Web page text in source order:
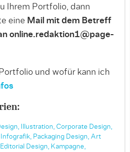
Ihrem Portfolio, dann
eine Mail mit dem Betreff
online.redaktion1@page-
und wofür kann ich
Illustration, Corporate Design,
Infografik, Packaging Design, Art
Editorial Design, Kampagne,